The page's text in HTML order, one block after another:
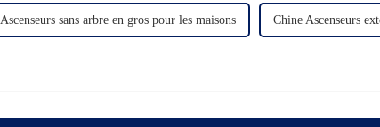
Ascenseurs sans arbre en gros pour les maisons Chine Ascenseurs